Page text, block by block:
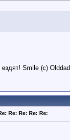
Smile (c) Olddad
Re: Re: Re: Re: